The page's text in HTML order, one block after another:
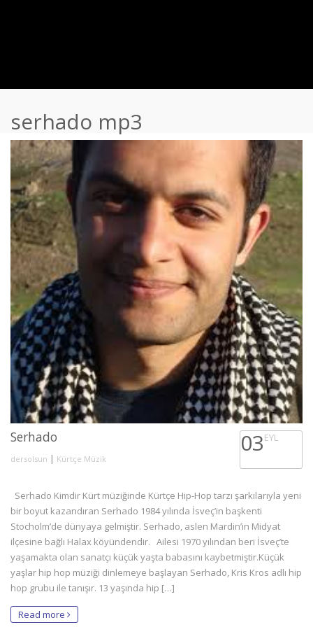
serhado mp3
Serhado
dersolsun | Kürtçe Müzik
03EYL
Serhado Kimdir Kürt müziğinde Kürtçe Hip-Hop tarzı şarkılarıyla yeni
bir boyut kazandıran Serhado 1984 yılında İsveç’in başkenti
Stocholm’de dünyaya gelmiştir. Serhado, aslen Mardin’in Midyat
ilçesine bağlı Halax köyündendir. Ailesi 1970 yılından beri İsveç’te
yaşamakta olan sanatçı küçük yaşta babasını kaybetmiştir.Küçük
yaşlar hip hop müziği dinlemeye başlayan Serhado, Kris Kros adlı hip
hop grubu ile tanışır. 13 yaşında hip […]
Read more